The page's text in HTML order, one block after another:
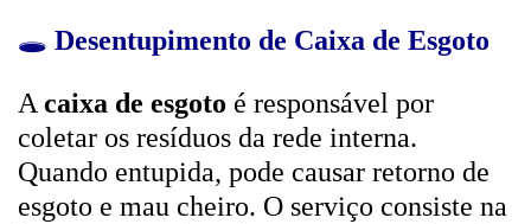
🕳️ Desentupimento de Caixa de Esgoto
A caixa de esgoto é responsável por
coletar os resíduos da rede interna.
Quando entupida, pode causar retorno de
esgoto e mau cheiro. O serviço consiste na